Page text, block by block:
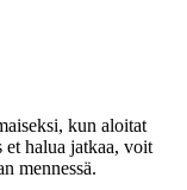
kun aloitat
halua jatkaa, voit
mennessä.